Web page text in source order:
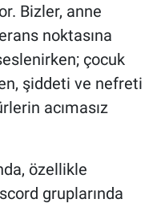
Bizler, anne
noktasına
çocuk
şiddeti ve nefreti
acımasız
özellikle
gruplarında